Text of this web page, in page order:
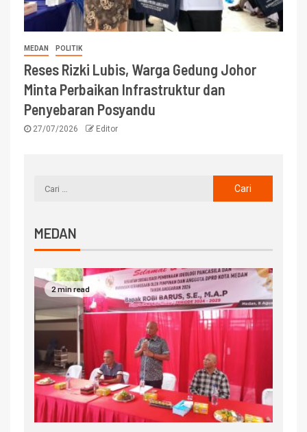
MEDAN POLITIK
Reses Rizki Lubis, Warga Gedung Johor
Minta Perbaikan Infrastruktur dan
Penyebaran Posyandu
27/07/2026 Editor
MEDAN
2 min read